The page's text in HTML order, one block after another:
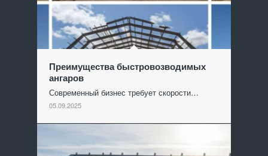
Преимущества быстровозводимых
ангаров
Современный бизнес требует скорости…
05.09.2025